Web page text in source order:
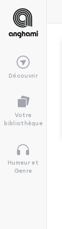
Découvrir
Votre
bibliothèque
Humeur et
Genre